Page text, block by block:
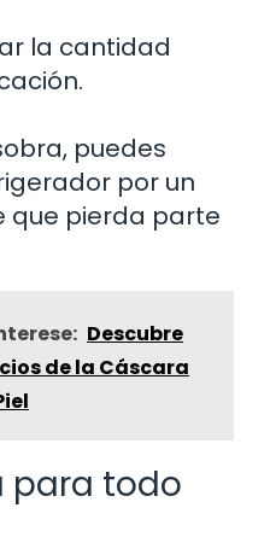
la cantidad
puedes
por un
que pierda parte
Descubre
de la Cáscara
para todo